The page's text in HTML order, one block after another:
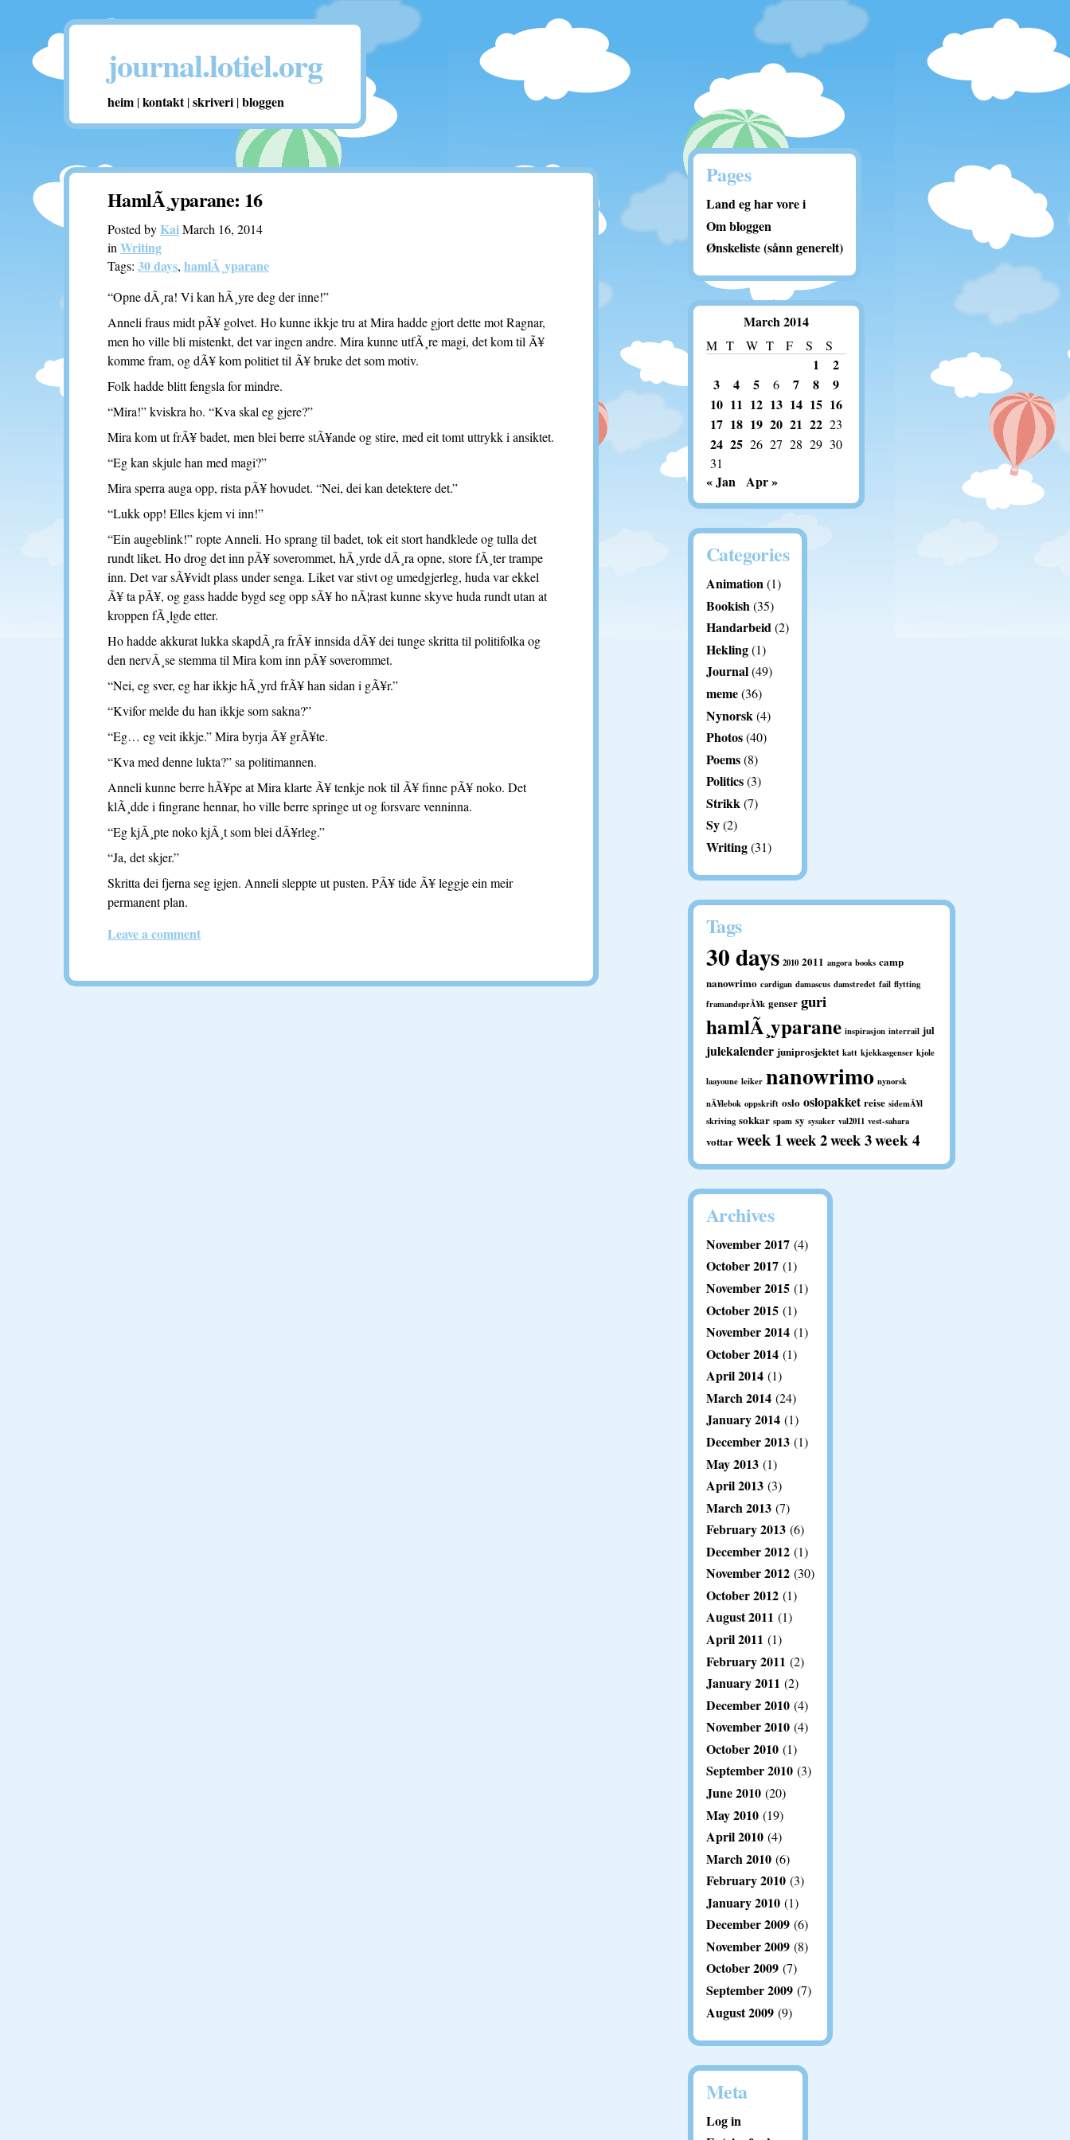
journal.lotiel.org
heim |kontakt|skriveri |bloggen
HamlÃ¸yparane: 16
Posted byKaiMarch 16, 2014
in Writing
Tags: 30 days, hamlÃ¸yparane
“Opne dÃ¸ra! Vi kan hÃ¸yre deg der inne!”
Anneli fraus midt pÃ¥ golvet. Ho kunne ikkje tru at Mira hadde gjort dette mot Ragnar,
men ho ville bli mistenkt, det var ingen andre. Mira kunne utfÃ¸re magi, det kom til Ã¥
komme fram, og dÃ¥ kom politiet til Ã¥ bruke det som motiv.
Folk hadde blitt fengsla for mindre.
“Mira!” kviskra ho. “Kva skal eg gjere?”
Mira kom ut frÃ¥ badet, men blei berre stÃ¥ande og stire, med eit tomt uttrykk i ansiktet.
“Eg kan skjule han med magi?”
Mira sperra auga opp, rista pÃ¥ hovudet. “Nei, dei kan detektere det.”
“Lukk opp! Elles kjem vi inn!”
“Ein augeblink!” ropte Anneli. Ho sprang til badet, tok eit stort handklede og tulla det
rundt liket. Ho drog det inn pÃ¥ soverommet, hÃ¸yrde dÃ¸ra opne, store fÃ¸ter trampe
inn. Det var sÃ¥vidt plass under senga. Liket var stivt og umedgjerleg, huda var ekkel
Ã¥ ta pÃ¥, og gass hadde bygd seg opp sÃ¥ ho nÃ¦rast kunne skyve huda rundt utan at
kroppen fÃ¸lgde etter.
Ho hadde akkurat lukka skapdÃ¸ra frÃ¥ innsida dÃ¥ dei tunge skritta til politifolka og
den nervÃ¸se stemma til Mira kom inn pÃ¥ soverommet.
“Nei, eg sver, eg har ikkje hÃ¸yrd frÃ¥ han sidan i gÃ¥r.”
“Kvifor melde du han ikkje som sakna?”
“Eg… eg veit ikkje.” Mira byrja Ã¥ grÃ¥te.
“Kva med denne lukta?” sa politimannen.
Anneli kunne berre hÃ¥pe at Mira klarte Ã¥ tenkje nok til Ã¥ finne pÃ¥ noko. Det
klÃ¸dde i fingrane hennar, ho ville berre springe ut og forsvare venninna.
“Eg kjÃ¸pte noko kjÃ¸t som blei dÃ¥rleg.”
“Ja, det skjer.”
Skritta dei fjerna seg igjen. Anneli sleppte ut pusten. PÃ¥ tide Ã¥ leggje ein meir
permanent plan.
Leave a comment
Pages
Land eg har vore i
Om bloggen
Ønskeliste (sånn generelt)
March 2014
M T W T F S S
1
2
3
4 5 6 7 8
9
10 11 12 13 14 15 16
17 18 19 20 21 22 23
24 25 26 27 28 29 30
31
« Jan Apr »
Categories
Animation(1)
Bookish(35)
Handarbeid(2)
Hekling(1)
Journal(49)
meme(36)
Nynorsk (4)
Photos(40)
Poems(8)
Politics(3)
Strikk(7)
Sy(2)
Writing(31)
Tags
30 days 2010 2011 angora books camp
nanowrimo cardigan damascus damstredet fail flytting
framandsprÃ¥k genser guri
hamlÃ¸yparane inspirasjon interrail jul
julekalender juniprosjektet katt kjekkasgenser kjole
laayoune leiker nanowrimo nynorsk
nÃ¥lebok oppskrift oslo oslopakket reise sidemÃ¥l
skriving sokkar spam sy sysaker val2011 vest-sahara
vottar week 1week 2week 3week 4
Archives
November 2017 (4)
October 2017 (1)
November 2015 (1)
October 2015 (1)
November 2014 (1)
October 2014 (1)
April 2014 (1)
March 2014 (24)
January 2014 (1)
December 2013 (1)
May 2013 (1)
April 2013 (3)
March 2013 (7)
February 2013 (6)
December 2012 (1)
November 2012 (30)
October 2012 (1)
August 2011 (1)
April 2011 (1)
February 2011 (2)
January 2011 (2)
December 2010 (4)
November 2010 (4)
October 2010 (1)
September 2010 (3)
June 2010 (20)
May 2010 (19)
April 2010 (4)
March 2010 (6)
February 2010 (3)
January 2010 (1)
December 2009 (6)
November 2009 (8)
October 2009 (7)
September 2009 (7)
August 2009 (9)
Meta
Log in